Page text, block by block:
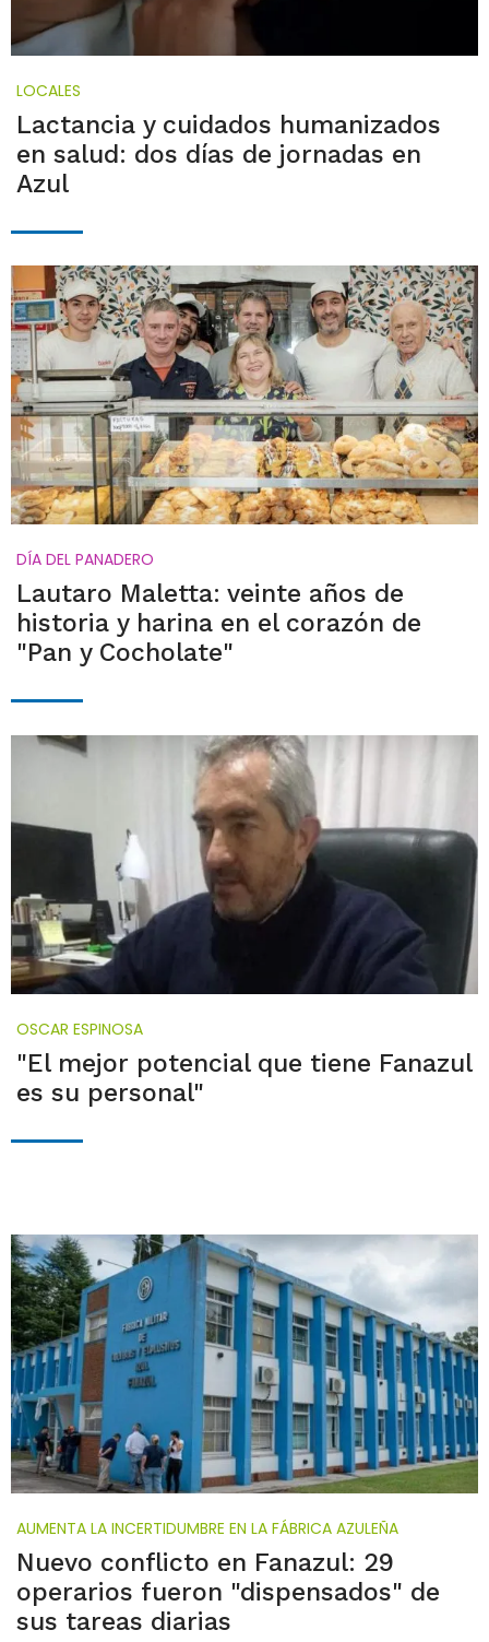
LOCALES
Lactancia y cuidados humanizados
en salud: dos días de jornadas en
Azul
DÍA DEL PANADERO
Lautaro Maletta: veinte años de
historia y harina en el corazón de
"Pan y Cocholate"
OSCAR ESPINOSA
"El mejor potencial que tiene Fanazul
es su personal"
AUMENTA LA INCERTIDUMBRE EN LA FÁBRICA AZULEÑA
Nuevo conflicto en Fanazul: 29
operarios fueron "dispensados" de
sus tareas diarias